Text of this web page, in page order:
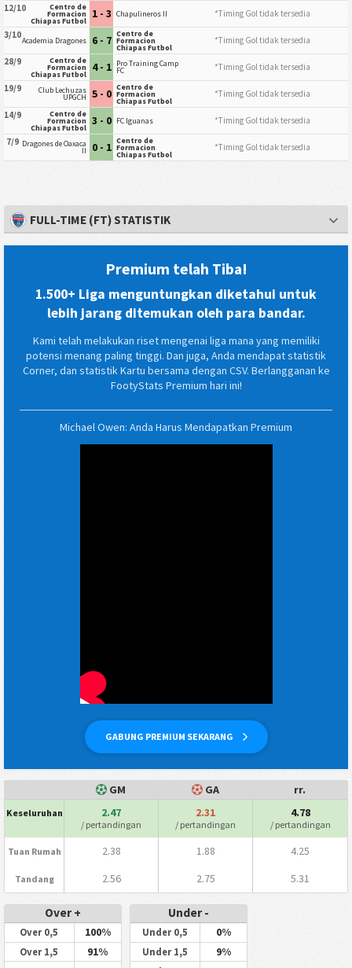
12/10
Centro de
Formacion
Chiapas Futbol 1 - 3 Chapulineros II
*Timing Gol tidak tersedia
3/10Academia Dragones 6 - 7 Centro de
Formacion
Chiapas Futbol
*Timing Gol tidak tersedia
28/9
Centro de
Formacion
Chiapas Futbol 4 - 1 Pro Training Camp
FC
*Timing Gol tidak tersedia
19/9
Club Lechuzas
UPGCH 5 - 0 Centro de
Formacion
Chiapas Futbol
*Timing Gol tidak tersedia
14/9
Centro de
Formacion
Chiapas Futbol 3 - 0 FC Iguanas
*Timing Gol tidak tersedia
7/9 Dragones de Oaxaca
II 0 - 1 Centro de
Formacion
Chiapas Futbol
*Timing Gol tidak tersedia
FULL-TIME (FT) STATISTIK
Premium telah Tiba!
1.500+ Liga menguntungkan diketahui untuk
lebih jarang ditemukan oleh para bandar.
Kami telah melakukan riset mengenai liga mana yang memiliki
potensi menang paling tinggi. Dan juga, Anda mendapat statistik
Corner, dan statistik Kartu bersama dengan CSV. Berlangganan ke
FootyStats Premium hari ini!
GABUNG PREMIUM SEKARANG
Michael Owen: Anda Harus Mendapatkan Premium
GM GA rr.
Keseluruhan 2.47
/ pertandingan
2.31
/ pertandingan
4.78
/ pertandingan
Tuan Rumah 2.38 1.88 4.25
Tandang 2.56 2.75 5.31
Over +
Over 0,5 100%
Over 1,5 91%
Under -
Under 0,5 0%
Under 1,5 9%